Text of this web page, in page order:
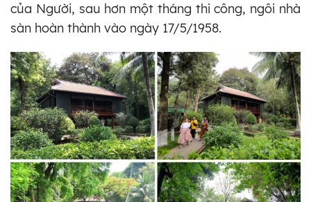
của Người, sau hơn một tháng thi công, ngôi nhà
sàn hoàn thành vào ngày 17/5/1958.